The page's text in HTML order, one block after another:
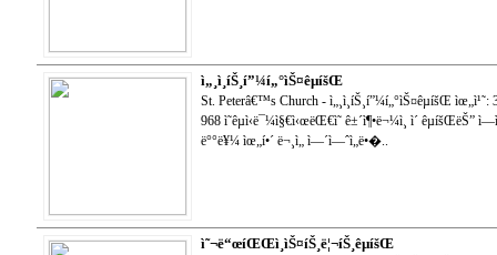
ì„¸ì¸íŠ¸í”¼í„°ìŠ¤êµíšŒ
St. Peterâ€™s Church - ì„¸ì¸íŠ¸í”¼í„°ìŠ¤êµíšŒ
968 ì˜êµ­ì‹ë¯¼ì§€ì‹œëŒ€ì˜ ê±´ì¶•ë¬¼ì¸ ì´ êµíšŒëŠ”
ë°°ë¥¼ ìœ„í•´ ë¬¸ì„ ì—´ì—ˆì„ë•�..
ì˜¬ë“œíŒŒì¸ìŠ¤íŠ¸ë¦¬íŠ¸êµíšŒ